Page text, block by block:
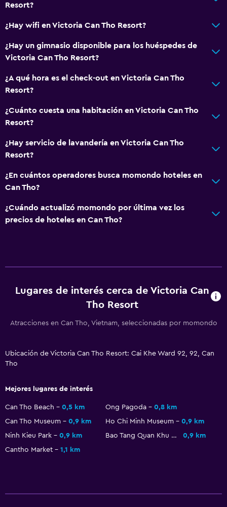
Minibar
Bar de tapas
Desayuno en la habitación
Tetera
Cafetera
Casilleros
Espacio de almacenamiento
Inodoro con cisterna alta
Albornoz
Ducha
Gorro de baño
Tina de baño
Aseo
Papel higiénico
Resort?
¿Hay wifi en Victoria Can Tho Resort?
¿Hay un gimnasio disponible para los huéspedes de
Victoria Can Tho Resort?
¿A qué hora es el check-out en Victoria Can Tho
Resort?
¿Cuánto cuesta una habitación en Victoria Can Tho
Resort?
¿Hay servicio de lavandería en Victoria Can Tho
Resort?
¿En cuántos operadores busca momondo hoteles en
Can Tho?
¿Cuándo actualizó momondo por última vez los
precios de hoteles en Can Tho?
Lugares de interés cerca de Victoria Can
Tho Resort
Atracciones en Can Tho, Vietnam, seleccionadas por momondo
Ubicación de Victoria Can Tho Resort: Cai Khe Ward 92, 92, Can
Tho
Mejores lugares de interés
Can Tho Beach 0,5 km Ong Pagoda
0,8 km
Can Tho Museum
0,9 km Ho Chi Minh Museum
0,9 km
Ninh Kieu Park
0,9 km Bao Tang Quan Khu 9
0,9 km
Cantho Market
1,1 km